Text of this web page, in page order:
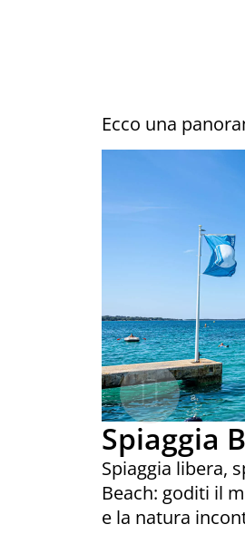
Ecco una
Spiaggia
Spiaggia libera,
Beach: goditi il
e la natura